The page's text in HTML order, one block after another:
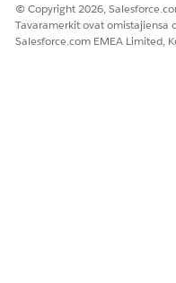
© Copyright 2026,
Tavaramerkit ovat omistajiensa
Salesforce.com EMEA Limited,